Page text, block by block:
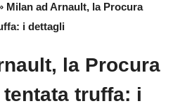
Milan ad Arnault, la Procura
i dettagli
la Procura
truffa: i